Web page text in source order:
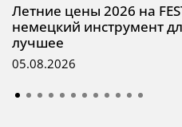
Летние цены 2026 на
немецкий инструмент
лучшее
05.08.2026